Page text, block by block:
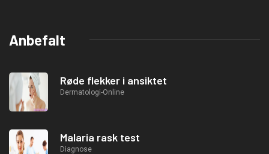
Anbefalt
Røde flekker i ansiktet
Dermatologi-Online
Malaria rask test
Diagnose